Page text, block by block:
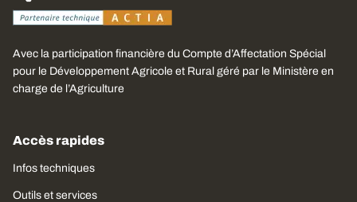
Avec la participation financière du Compte d’Affectation Spécial
pour le Développement Agricole et Rural géré par le Ministère en
charge de l’Agriculture
Accès rapides
Infos techniques
Outils et services